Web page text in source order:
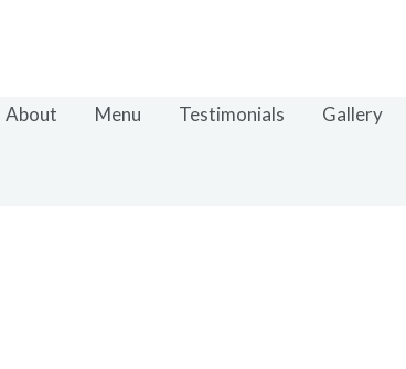
About
Menu Testimonials Gallery